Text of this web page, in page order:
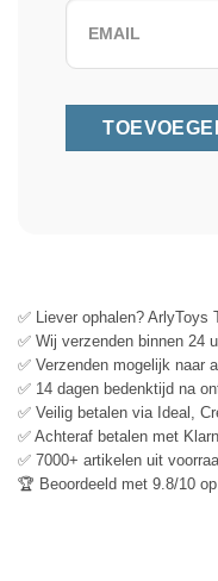
✅ Liever ophalen? ArlyToys
✅ Wij verzenden binnen 24
✅ Verzenden mogelijk naar
✅ 14 dagen bedenktijd na
✅ Veilig betalen via Ideal,
✅ Achteraf betalen met
✅ 7000+ artikelen uit
🏆 Beoordeeld met 9.8/10